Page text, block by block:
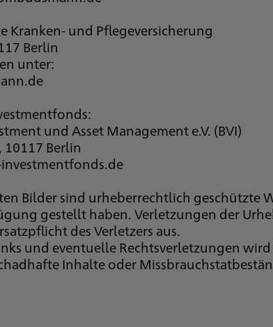
Kranken- und Pflegeversicherung
Berlin
unter:
und Asset Management e.V. (BVI)
10117 Berlin
Bilder sind urheberrechtlich geschützte
gestellt haben. Verletzungen der
des Verletzers aus.
und eventuelle Rechtsverletzungen
Inhalte oder